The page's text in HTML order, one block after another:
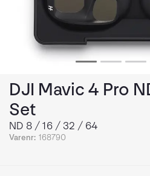
DJI Mavic 4 Pro
Set
ND 8 / 16 / 32 / 64
Varenr: 168790